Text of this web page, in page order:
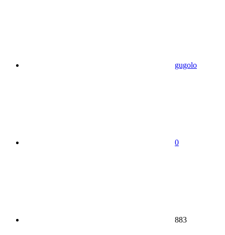
gugolo
0
883